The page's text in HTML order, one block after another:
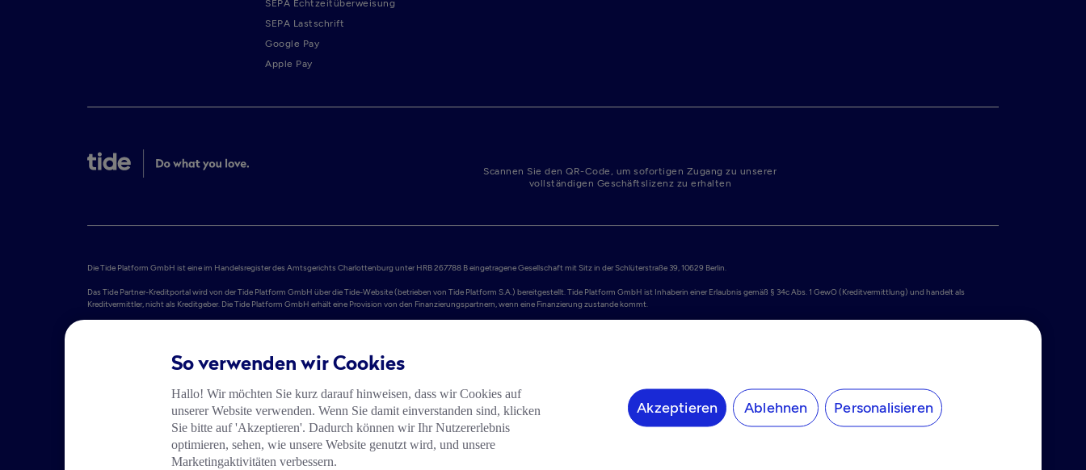
SEPA Echtzeitüberweisung
SEPA Lastschrift
Google Pay
Apple Pay
Scannen Sie den QR-Code, um sofortigen Zugang zu unserer
vollständigen Geschäftslizenz zu erhalten
Die Tide Platform GmbH ist eine im Handelsregister des Amtsgerichts Charlottenburg unter HRB 267788 B eingetragene Gesellschaft mit Sitz in der Schlüterstraße 39, 10629 Berlin.
Das Tide Partner-Kreditportal wird von der Tide Platform GmbH über die Tide-Website (betrieben von Tide Platform S.A.) bereitgestellt. Tide Platform GmbH ist Inhaberin einer Erlaubnis gemäß § 34c Abs. 1 GewO (Kreditvermittlung) und handelt als
Kreditvermittler, nicht als Kreditgeber. Die Tide Platform GmbH erhält eine Provision von den Finanzierungspartnern, wenn eine Finanzierung zustande kommt.
S.A. vertrieben. Tide Platform S.A. ist als Agent von PPS EU SA unter der Agent-ID PPSELUA000001 registriert. PPS EU SA ist assoziiertes Mitglied von Mastercard und ist als E-Geld-Institut von der Belgischen Nationalbank unter der Nummer 0712775202
zugelassen. Gemäß dieser Zulassung kann PPS EU SA die zugelassenen Dienste aufgrund ihrer Passporting-Rechte in anderen EU-Mitgliedstaaten erbringen. Mastercard ist eine eingetragene Marke und das Kreisdesign ist eine Marke von Mastercard
International Incorporated.
Tide Platform S.A. entwirft und betreibt die Tide-Website und -App. Der Begriff „Tide“ bezeichnet gemeinsam die Tide Platform S.A. und die Tide Platform GmbH. Tide ist keine Bank.
So verwenden wir Cookies
Hallo! Wir möchten Sie kurz darauf hinweisen, dass wir Cookies auf
unserer Website verwenden. Wenn Sie damit einverstanden sind, klicken
Sie bitte auf 'Akzeptieren'. Dadurch können wir Ihr Nutzererlebnis
optimieren, sehen, wie unsere Website genutzt wird, und unsere
Marketingaktivitäten verbessern.
Personalisieren
Ablehnen
Akzeptieren